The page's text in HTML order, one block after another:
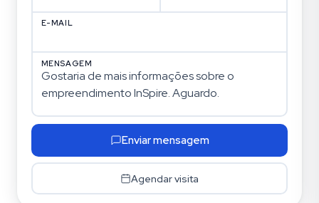
E-MAIL
MENSAGEM
Enviar mensagem
Agendar visita